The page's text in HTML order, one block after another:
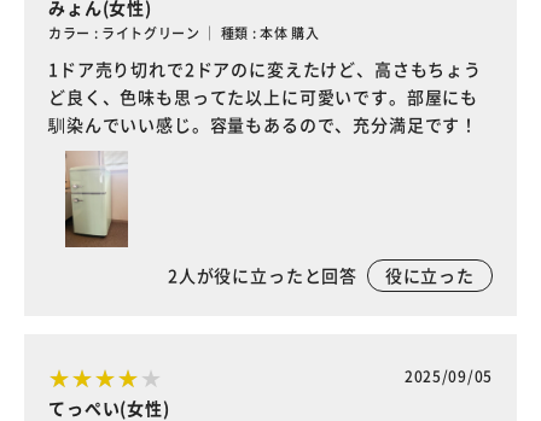
みょん(女性)
カラー : ライトグリーン ｜ 種類 : 本体 購入
1ドア売り切れで2ドアのに変えたけど、高さもちょう
ど良く、色味も思ってた以上に可愛いです。部屋にも
馴染んでいい感じ。容量もあるので、充分満足です！
2人が役に立ったと回答 役に立った
2025/09/05
てっぺい(女性)